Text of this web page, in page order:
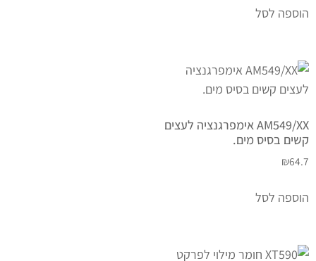
הוספה לסל
AM549/XX אימפרגנציה לעצים
קשים בסיס מים.
₪64.7
הוספה לסל